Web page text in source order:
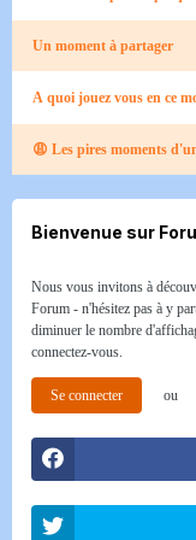
Un moment à partager
A quoi jouez vous en ce
😩 Les pires moments
Bienvenue sur
Nous vous invitons à
Forum - n'hésitez pas à y
diminuer le nombre
connectez-vous.
Se connecter ou